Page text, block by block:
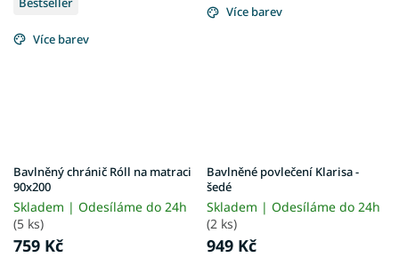
Více barev
Bavlněný chránič Róll na matraci
90x200
Skladem | Odesíláme do 24h
(5 ks)
759 Kč
Více barev
Bavlněné povlečení Klarisa -
šedé
Skladem | Odesíláme do 24h
(2 ks)
949 Kč